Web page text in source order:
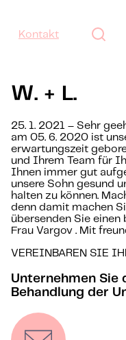
Kontakt
W. + L.
25. 1. 2021 – Sehr
am 05. 6. 2020 ist
erwartungszeit
und Ihrem Team für
Ihnen immer gut
unsere Sohn gesund
halten zu können.
denn damit machen
übersenden Sie einen
Frau Vargov . Mit
VEREINBAREN SIE
Unternehmen Sie
Behandlung der